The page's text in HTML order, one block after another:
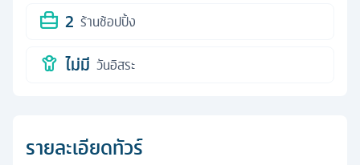
2 ร้านช้อปปิ้ง
ไม่มี วันอิสระ
รายละเอียดทัวร์